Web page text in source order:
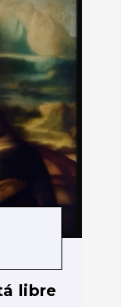
libre